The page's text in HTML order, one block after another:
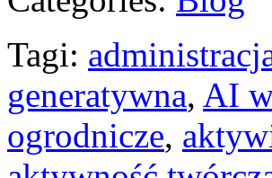
Tagi:
generatywna, AI
ogrodnicze,